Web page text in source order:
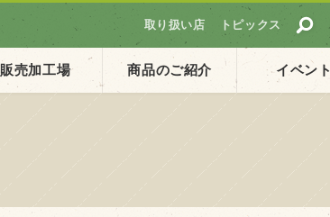
販売加工場 商品のご紹介 イベント
取り扱い店 トピックス
企業ご案内